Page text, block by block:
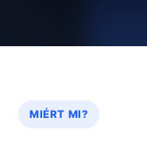
MIÉRT MI?